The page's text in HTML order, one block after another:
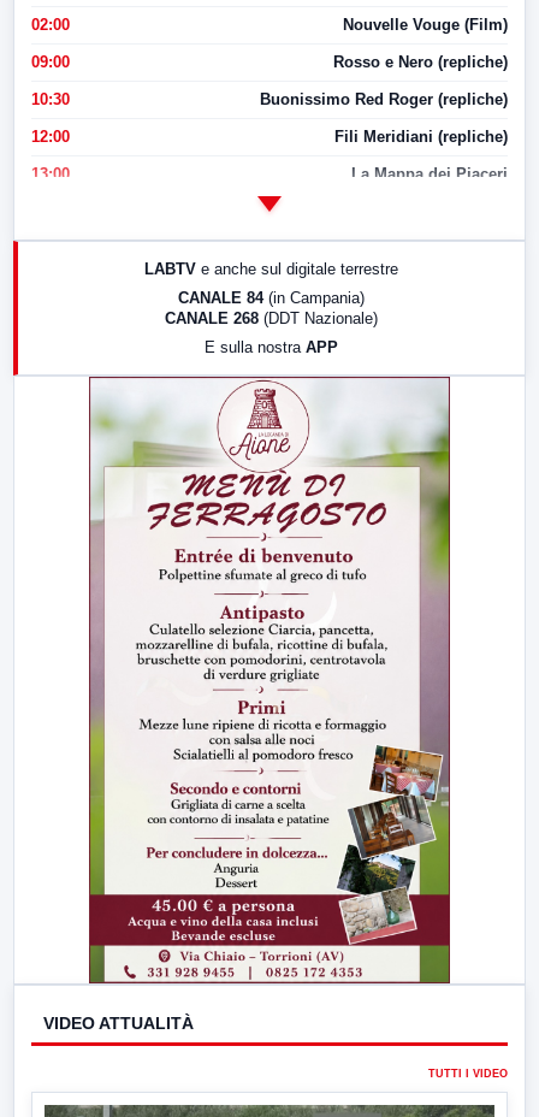
02:00 Nouvelle Vouge (Film)
09:00 Rosso e Nero (repliche)
10:30 Buonissimo Red Roger (repliche)
12:00 Fili Meridiani (repliche)
13:00 La Mappa dei Piaceri
LABTV e anche sul digitale terrestre
CANALE 84 (in Campania)
CANALE 268 (DDT Nazionale)
E sulla nostra APP
VIDEO ATTUALITÀ
TUTTI I VIDEO